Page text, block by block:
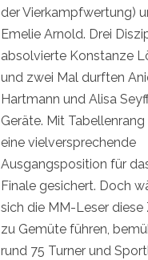
der Vierkampfwertung)
Emelie Arnold. Drei
absolvierte Konstanze
und zwei Mal durften
Hartmann und Alisa
Geräte. Mit Tabellenrang
eine vielversprechende
Ausgangsposition für
Finale gesichert. Doch
sich die MM-Leser diese
zu Gemüte führen,
rund 75 Turner und